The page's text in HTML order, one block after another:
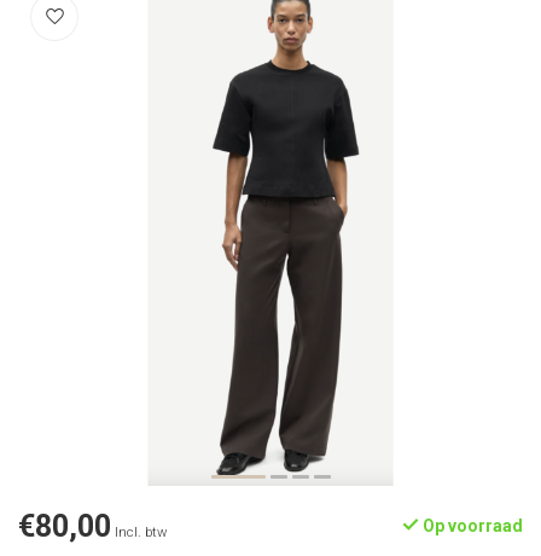
€80,00 Incl. btw Op voorraad